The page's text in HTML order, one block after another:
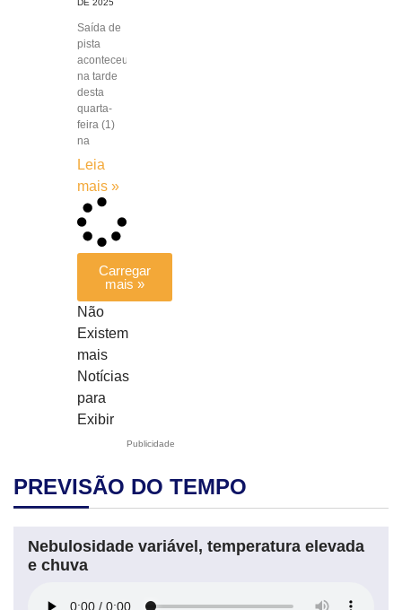
DE 2025
Saída de
pista
aconteceu
na tarde
desta
quarta-
feira (1)
na
Leia
mais »
Carregar
mais »
Não
Existem
mais
Notícias
para
Exibir
Publicidade
PREVISÃO DO TEMPO
Nebulosidade variável, temperatura elevada
e chuva